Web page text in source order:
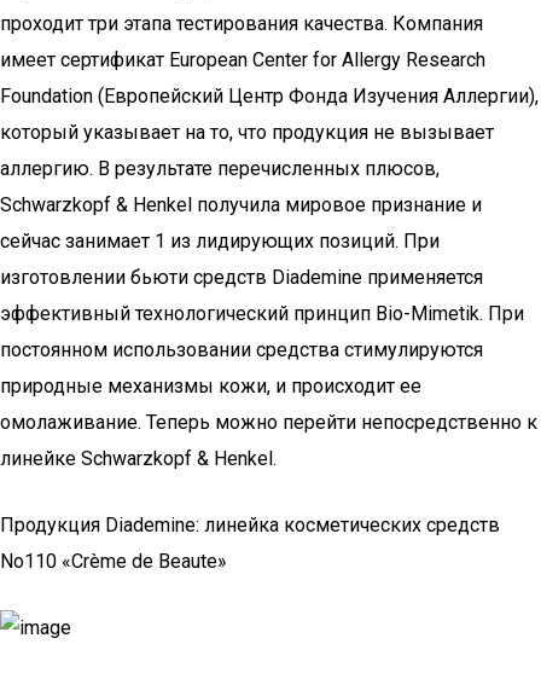
проходит три этапа тестирования качества. Компания
имеет сертификат European Center for Allergy Research
Foundation (Европейский Центр Фонда Изучения Аллергии),
который указывает на то, что продукция не вызывает
аллергию. В результате перечисленных плюсов,
Schwarzkopf & Henkel получила мировое признание и
сейчас занимает 1 из лидирующих позиций. При
изготовлении бьюти средств Diademine применяется
эффективный технологический принцип Bio-Mimetik. При
постоянном использовании средства стимулируются
природные механизмы кожи, и происходит ее
омолаживание. Теперь можно перейти непосредственно к
линейке Schwarzkopf & Henkel.
Продукция Diademine: линейка косметических средств
No110 «Crème de Beaute»